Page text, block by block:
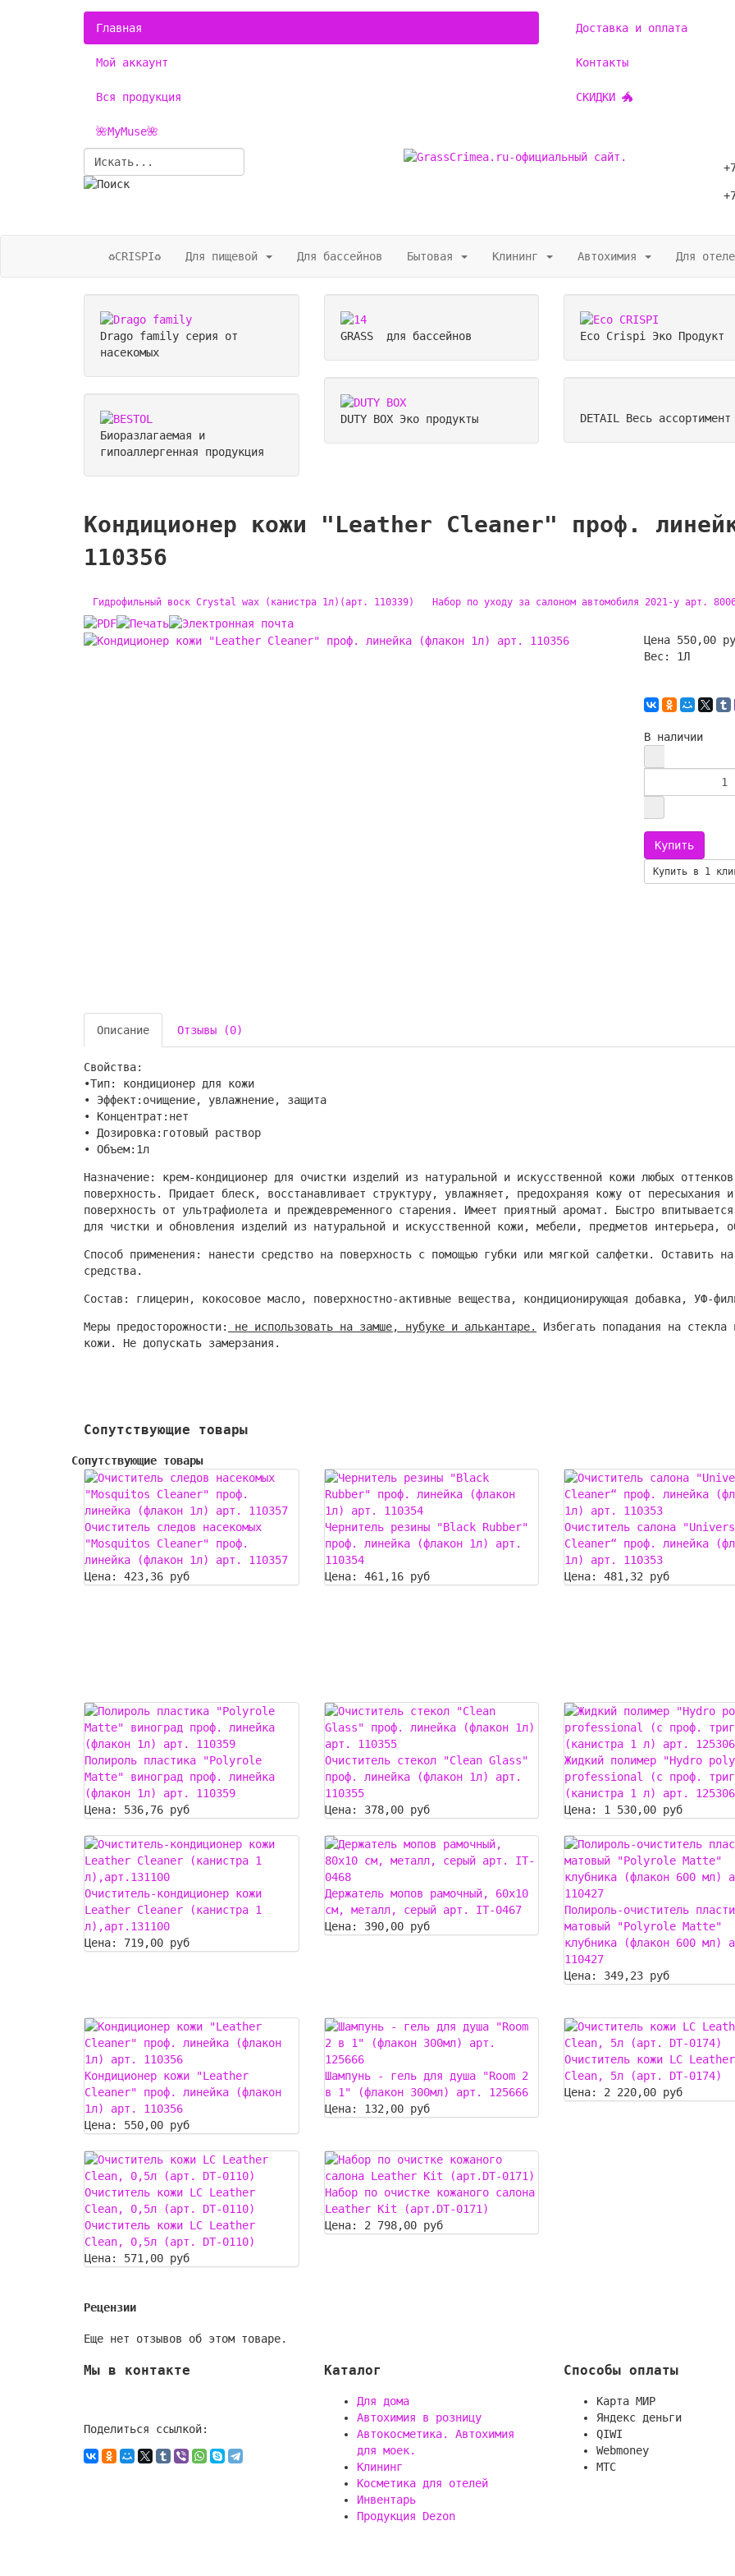
Главная
Мой аккаунт
Вся продукция
🌺MyMuse🌺
Доставка и оплата
Контакты
СКИДКИ 🐲
♻️CRISPI♻️ Для пищевой Для бассейнов Бытовая Клининг Автохимия Для
Drago family серия от
насекомых
Биоразлагаемая и
гипоаллергенная продукция
GRASS для бассейнов
DUTY BOX Эко продукты
Eco Crispi Эко Продукт
DETAIL Весь ассортимент
Кондиционер кожи "Leather Cleaner" проф.
110356
Гидрофильный воск Crystal wax (канистра 1л)(арт. 110339) Набор по уходу за салоном автомобиля 2021-у арт.
Цена 550,00
Вес: 1Л
В наличии
Купить в 1
Описание Отзывы (0)
Свойства:
•Тип: кондиционер для кожи
• Эффект:очищение, увлажнение, защита
• Концентрат:нет
• Дозировка:готовый раствор
• Объем:1л
Назначение: крем-кондиционер для очистки изделий из натуральной и искусственной кожи любых
поверхность. Придает блеск, восстанавливает структуру, увлажняет, предохраняя кожу от пересыхания
поверхность от ультрафиолета и преждевременного старения. Имеет приятный аромат. Быстро
для чистки и обновления изделий из натуральной и искусственной кожи, мебели, предметов интерьера,
Способ применения: нанести средство на поверхность с помощью губки или мягкой салфетки. Оставить
средства.
Состав: глицерин, кокосовое масло, поверхностно-активные вещества, кондиционирующая добавка, УФ-
Меры предосторожности: не использовать на замше, нубуке и алькантаре.
Избегать попадания на
кожи. Не допускать замерзания.
Сопутствующие товары
Сопутствующие товары
Очиститель следов насекомых
"Mosquitos Cleaner" проф.
линейка (флакон 1л) арт. 110357
Цена: 423,36 руб
Чернитель резины "Black Rubber"
проф. линейка (флакон 1л) арт.
110354
Цена: 461,16 руб
Очиститель салона
Cleaner“ проф. линейка
1л) арт. 110353
Цена: 481,32 руб
Полироль пластика "Polyrole
Matte" виноград проф. линейка
(флакон 1л) арт. 110359
Цена: 536,76 руб
Очиститель стекол "Clean Glass"
проф. линейка (флакон 1л) арт.
110355
Цена: 378,00 руб
Жидкий полимер "Hydro
professional (с проф.
(канистра 1 л) арт. 125306
Цена: 1 530,00 руб
Очиститель-кондиционер кожи
Leather Cleaner (канистра 1
л),арт.131100
Цена: 719,00 руб
Держатель мопов рамочный, 60х10
см, металл, серый арт. IT-0467
Цена: 390,00 руб
Полироль-очиститель
матовый "Polyrole Matte"
клубника (флакон 600 мл)
110427
Цена: 349,23 руб
Кондиционер кожи "Leather
Cleaner" проф. линейка (флакон
1л) арт. 110356
Цена: 550,00 руб
Шампунь - гель для душа "Room 2
в 1" (флакон 300мл) арт. 125666
Цена: 132,00 руб
Очиститель кожи LC Leather
Clean, 5л (арт. DT-0174)
Цена: 2 220,00 руб
Очиститель кожи LC Leather
Clean, 0,5л (арт. DT-0110)
Очиститель кожи LC Leather
Clean, 0,5л (арт. DT-0110)
Цена: 571,00 руб
Набор по очистке кожаного салона
Leather Kit (арт.DT-0171)
Цена: 2 798,00 руб
Рецензии
Еще нет отзывов об этом товаре.
Мы в контакте
Поделиться ссылкой:
Каталог
Для дома
Автохимия в розницу
Автокосметика. Автохимия
для моек.
Клининг
Косметика для отелей
Инвентарь
Продукция Dezon
Способы оплаты
Карта МИР
Яндекс деньги
QIWI
Webmoney
МТС